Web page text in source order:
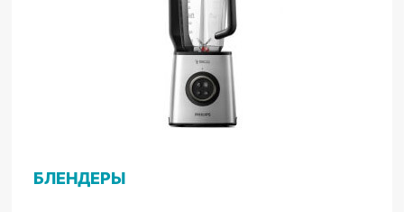
БЛЕНДЕРЫ